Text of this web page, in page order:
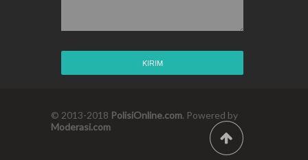
© 2013-2018 PolisiOnline.com. Powered by
Moderasi.com